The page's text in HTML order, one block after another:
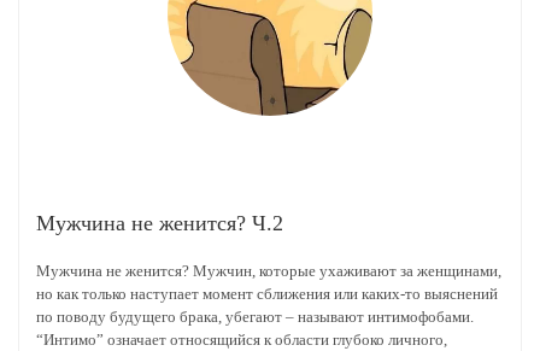
Мужчина не женится? Ч.2
Мужчина не женится? Мужчин, которые ухаживают за женщинами,
но как только наступает момент сближения или каких-то выяснений
по поводу будущего брака, убегают – называют интимофобами.
“Интимо” означает относящийся к области глубоко личного,